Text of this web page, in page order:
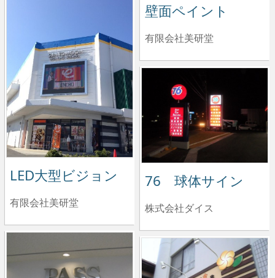
壁面ペイント
有限会社美研堂
LED大型ビジョン
有限会社美研堂
76 球体サイン
株式会社ダイス